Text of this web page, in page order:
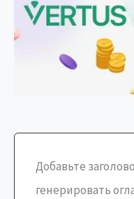
Добавьте
генерировать